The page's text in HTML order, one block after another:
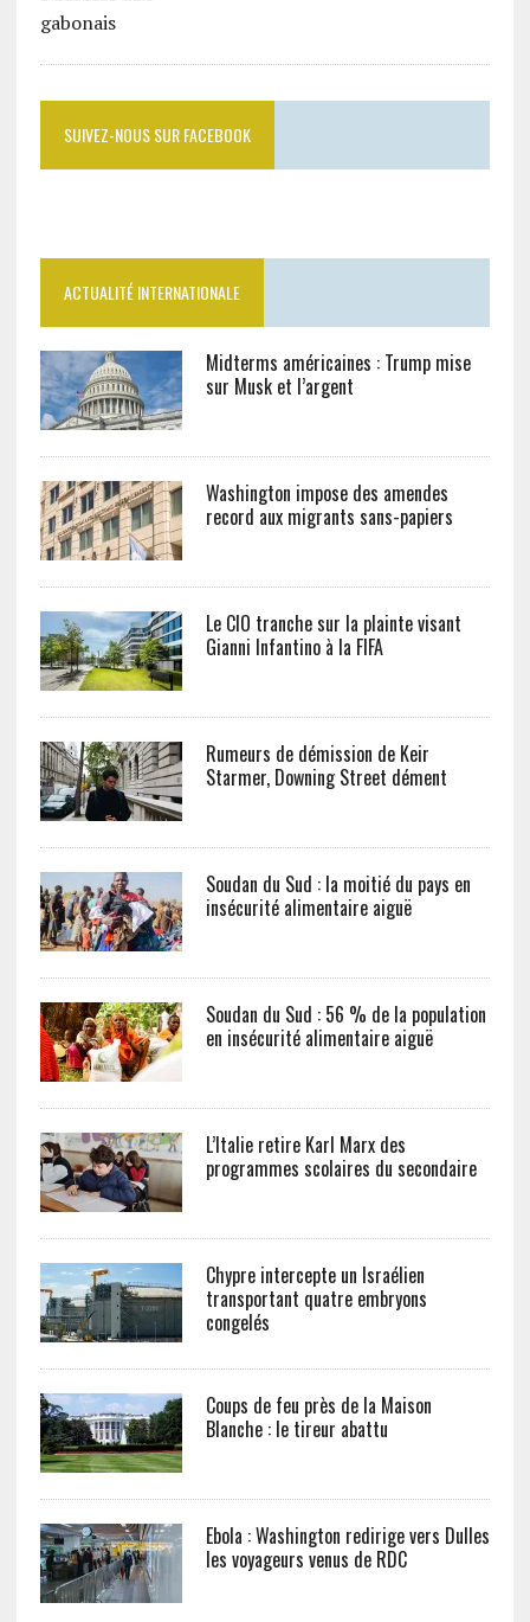
SUIVEZ-NOUS SUR FACEBOOK
ACTUALITÉ INTERNATIONALE
Midterms américaines : Trump mise
sur Musk et l’argent
Washington impose des amendes
record aux migrants sans-papiers
Le CIO tranche sur la plainte visant
Gianni Infantino à la FIFA
Rumeurs de démission de Keir
Starmer, Downing Street dément
Soudan du Sud : la moitié du pays en
insécurité alimentaire aiguë
Soudan du Sud : 56 % de la population
en insécurité alimentaire aiguë
L’Italie retire Karl Marx des
programmes scolaires du secondaire
Chypre intercepte un Israélien
transportant quatre embryons
congelés
Coups de feu près de la Maison
Blanche : le tireur abattu
Ebola : Washington redirige vers Dulles
les voyageurs venus de RDC